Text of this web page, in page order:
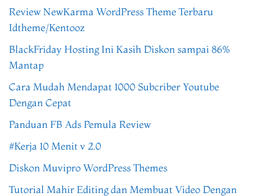
Review NewKarma WordPress Theme Terbaru
Idtheme/Kentooz
BlackFriday Hosting Ini Kasih Diskon sampai 86%
Mantap
Cara Mudah Mendapat 1000 Subcriber Youtube
Dengan Cepat
Panduan FB Ads Pemula Review
#Kerja 10 Menit v 2.0
Diskon Muvipro WordPress Themes
Tutorial Mahir Editing dan Membuat Video Dengan